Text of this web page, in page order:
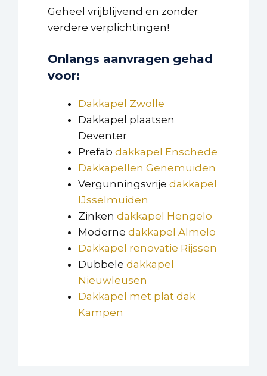
Geheel vrijblijvend en zonder
verdere verplichtingen!
Onlangs aanvragen gehad
voor:
Dakkapel Zwolle
Dakkapel plaatsen
Deventer
Prefab dakkapel Enschede
Dakkapellen Genemuiden
Vergunningsvrije dakkapel
IJsselmuiden
Zinken dakkapel Hengelo
Moderne dakkapel Almelo
Dakkapel renovatie Rijssen
Dubbele dakkapel
Nieuwleusen
Dakkapel met plat dak
Kampen